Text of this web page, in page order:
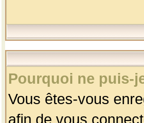
Pourquoi ne puis-
Vous êtes-vous
afin de vous